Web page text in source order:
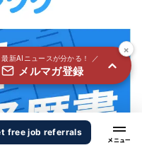
free job referrals
最新AIニュースが分かる！ ／
メルマガ登録
×
扱いに同意する
いてはこちらから
する